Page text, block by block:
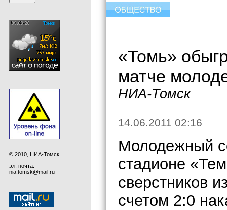
© 2010, НИА-Томск
эл. почта:
nia.tomsk@mail.ru
«Томь»
матче
НИА-Томск
14.06.2011 02:16
Молодежный
стадионе
сверстников
счетом 2:0